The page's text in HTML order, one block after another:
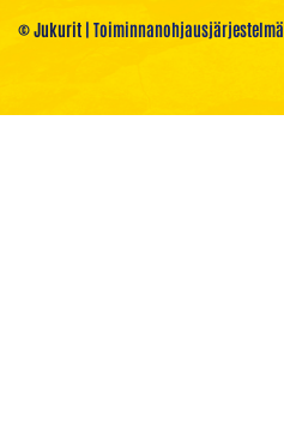
© Jukurit | Toiminnanohjausjärjestelmä